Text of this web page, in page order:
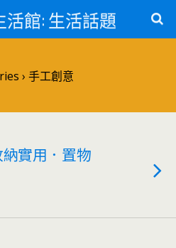
活館: 生活話題
› 手工創意
實用．置物